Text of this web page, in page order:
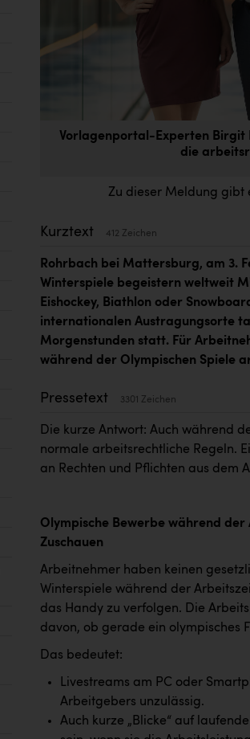
Vorlagenportal-Experten
die
Zu dieser Meldung gibt
Kurztext 412 Zeichen
Rohrbach bei Mattersburg, am 3.
Winterspiele begeistern weltweit
Eishockey, Biathlon oder
internationalen Austragungsorte
Morgenstunden statt. Für
während der Olympischen Spiele
Pressetext 3301 Zeichen
Die kurze Antwort: Auch während
normale arbeitsrechtliche Regeln.
an Rechten und Pflichten aus dem
Olympische Bewerbe während
Zuschauen
Arbeitnehmer haben keinen
Winterspiele während der
das Handy zu verfolgen. Die
davon, ob gerade ein olympisches
Das bedeutet:
Livestreams am PC oder
Arbeitgebers unzulässig.
Auch kurze „Blicke“ auf